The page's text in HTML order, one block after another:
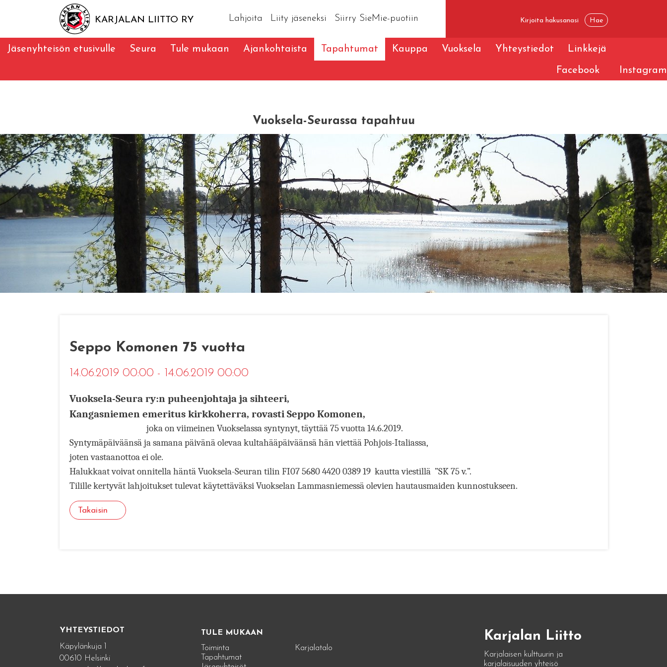
KARJALAN LIITTO RY Lahjoita Liity jäseneksi Siirry SieMie-puotiin
Jäsenyhteisön etusivulle Seura Tule mukaan Ajankohtaista Tapahtumat Kauppa Vuoksela Yhteystiedot Linkkejä
Facebook Instagram
Vuoksela-Seurassa tapahtuu
Seppo Komonen 75 vuotta
14.06.2019 00:00 - 14.06.2019 00:00
Vuoksela-Seura ry:n puheenjohtaja ja sihteeri,
Kangasniemen emeritus kirkkoherra, rovasti Seppo Komonen,
joka on viimeinen Vuokselassa syntynyt, täyttää 75 vuotta 14.6.2019.
Syntymäpäiväänsä ja samana päivänä olevaa kultahääpäiväänsä hän viettää Pohjois-Italiassa,
joten vastaanottoa ei ole.
Halukkaat voivat onnitella häntä Vuoksela-Seuran tilinFI07 5680 4420 0389 19kautta viestillä ”SK 75 v.”.
Tilille kertyvät lahjoitukset tulevat käytettäväksi Vuokselan Lammasniemessä olevien hautausmaiden kunnostukseen.
Takaisin
YHTEYSTIEDOT
Käpylänkuja 1
00610 Helsinki
TULE MUKAAN
Toiminta
Tapahtumat
Karjalatalo
Karjalan Liitto
Karjalaisen kulttuurin ja
karjalaisuuden yhteisö